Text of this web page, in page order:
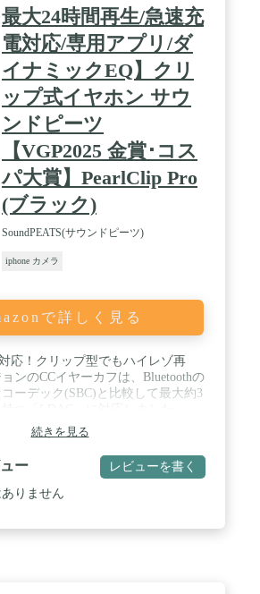
最大24時間再生/急速充
電対応/専用アプリ/ダ
イナミックEQ】クリ
ップ式イヤホン サウ
ンドピーツ
【VGP2025 金賞･コス
パ大賞】PearlClip Pro
(ブラック)
SoundPEATS(サウンドピーツ)
iphone カメラ
で詳しく見る
応！クリップ型でもハイレゾ再
ンのCCイヤーカフは、Bluetoothの
ーデック(SBC)と比較して最大約3
端末でご利用いただくと、ハイレ
の豊富な情報量を生かした高音質再
ます。本製品は日本オーディオ協会
オーディオワイヤレス認証を取得
A2DPのSBC(328kbps、
続きを見る
ー レビューを書く
りません